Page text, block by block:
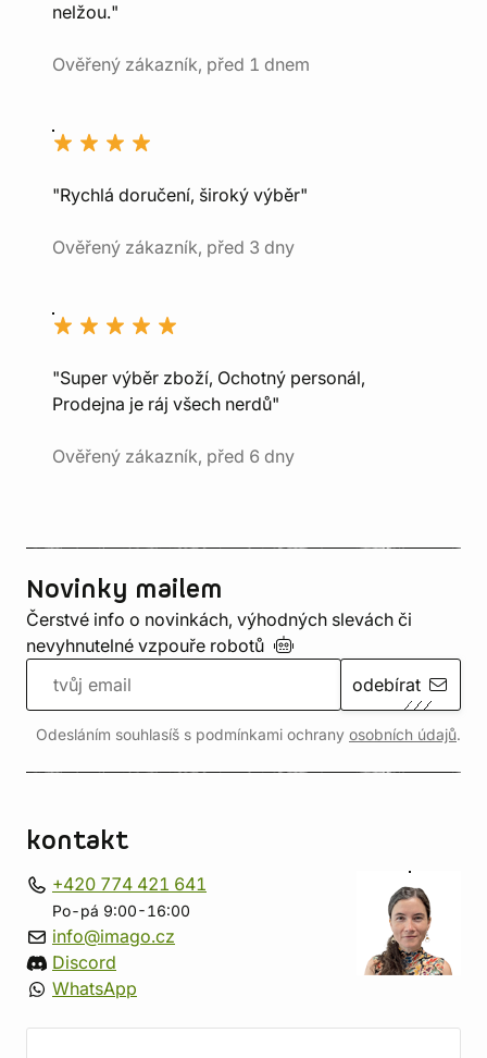
nelžou."
Ověřený zákazník, před 1 dnem
"Rychlá doručení, široký výběr"
Ověřený zákazník, před 3 dny
"Super výběr zboží, Ochotný personál,
Prodejna je ráj všech nerdů"
Ověřený zákazník, před 6 dny
Novinky mailem
Čerstvé info o novinkách, výhodných slevách či
nevyhnutelné vzpouře robotů
odebírat
Odesláním souhlasíš s podmínkami ochrany osobních údajů.
kontakt
+420 774 421 641
Po-pá 9:00-16:00
info@imago.cz
Discord
WhatsApp